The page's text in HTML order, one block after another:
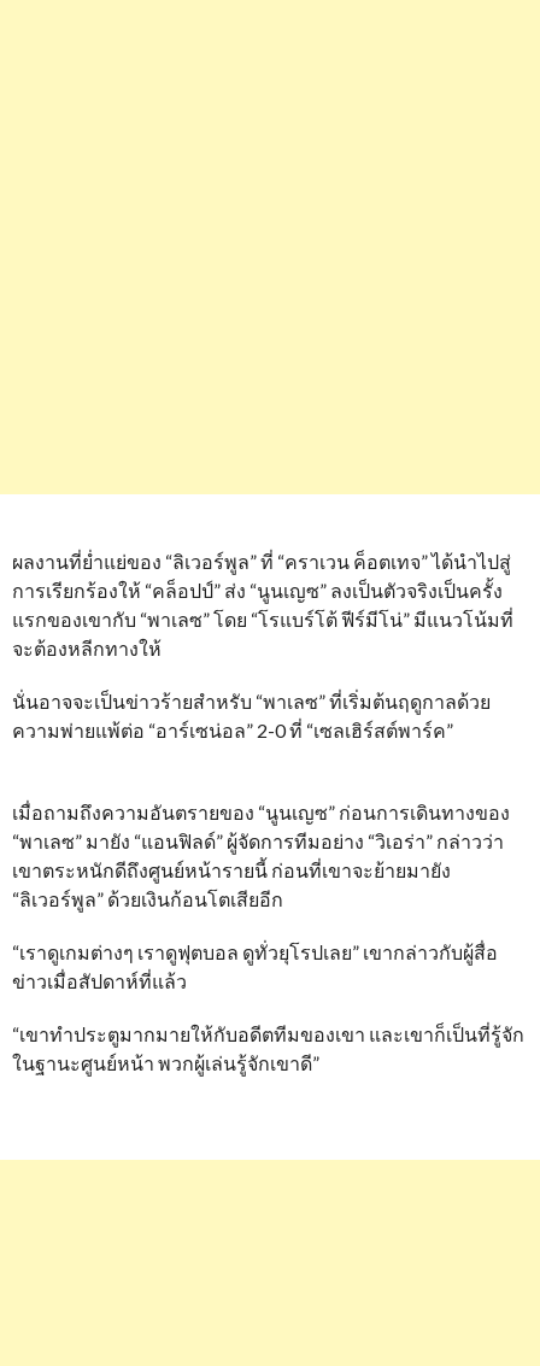
ผลงานที่ย่ำแย่ของ “ลิเวอร์พูล” ที่ “คราเวน ค็อตเทจ” ได้นำไปสู่
การเรียกร้องให้ “คล็อปป์” ส่ง “นูนเญซ” ลงเป็นตัวจริงเป็นครั้ง
แรกของเขากับ “พาเลซ” โดย “โรแบร์โต้ ฟีร์มีโน่” มีแนวโน้มที่
จะต้องหลีกทางให้
นั่นอาจจะเป็นข่าวร้ายสำหรับ “พาเลซ” ที่เริ่มต้นฤดูกาลด้วย
ความพ่ายแพ้ต่อ “อาร์เซน่อล” 2-0 ที่ “เซลเฮิร์สต์พาร์ค”
เมื่อถามถึงความอันตรายของ “นูนเญซ” ก่อนการเดินทางของ
“พาเลซ” มายัง “แอนฟิลด์” ผู้จัดการทีมอย่าง “วิเอร่า” กล่าวว่า
เขาตระหนักดีถึงศูนย์หน้ารายนี้ ก่อนที่เขาจะย้ายมายัง
“ลิเวอร์พูล” ด้วยเงินก้อนโตเสียอีก
“เราดูเกมต่างๆ เราดูฟุตบอล ดูทั่วยุโรปเลย” เขากล่าวกับผู้สื่อ
ข่าวเมื่อสัปดาห์ที่แล้ว
“เขาทำประตูมากมายให้กับอดีตทีมของเขา และเขาก็เป็นที่รู้จัก
ในฐานะศูนย์หน้า พวกผู้เล่นรู้จักเขาดี”